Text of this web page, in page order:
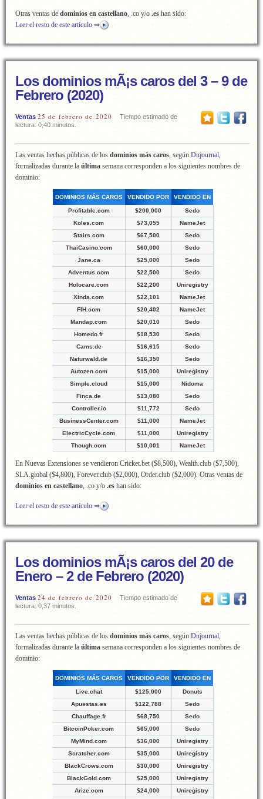
Otras ventas de dominios en castellano, .co y/o .es han sido:
Leer el resto de este artículo ⇒
Los dominios mÃ¡s caros del 3 – 9 de
Febrero (2020)
Ventas 25 de febrero de 2020
Tiempo estimado de
lectura: 0,40 minutos.
Las ventas hechas públicas de los dominios más caros, según Dnjournal,
formalizadas durante la última semana corresponden a los siguientes nombres de
dominio:
DOMINIOS MÁS CAROS VENDIDO POR VENDIDO EN
Profitable.com $200,000
Sedo
Koles.com
$73,055
NameJet
Stairs.com
$67,500
Sedo
ThaiCasino.com
$60,000
Sedo
Jane.ca
$25,000
Sedo
Adventus.com
$22,500
Sedo
Holocare.com
$22,200
Uniregistry
Xinda.com
$22,101
NameJet
FIH.com
$20,402
NameJet
Mandap.com
$20,010
Sedo
Homedo.fr
$18,530
Sedo
Cams.de
$16,615
Sedo
Naturwald.de
$16,350
Sedo
Autozen.com
$15,000
Uniregistry
Simple.cloud
$15,000
Nidoma
Finca.de
$13,080
Sedo
Controller.io
$11,772
Sedo
BusinessCenter.com
$11,000
NameJet
ElectricCycle.com
$11,000
Uniregistry
Though.com
$10,001 NameJet
En Nuevas Extensiones se vendieron Cricket.bet ($8,500), Wealth.club ($7,500),
SLA.global ($4,800), Forever.club ($2,000), Order.club ($2,000). Otras ventas de
dominios en castellano, .co y/o .es han sido:
Leer el resto de este artículo ⇒
Los dominios mÃ¡s caros del 20 de
Enero – 2 de Febrero (2020)
Ventas 24 de febrero de 2020
Tiempo estimado de
lectura: 0,37 minutos.
Las ventas hechas públicas de los dominios más caros, según Dnjournal,
formalizadas durante la última semana corresponden a los siguientes nombres de
dominio:
DOMINIOS MÁS CAROS VENDIDO POR VENDIDO EN
Live.chat $125,000
Donuts
Apuestas.es
$122,788
Sedo
Chauffage.fr
$68,750
Sedo
BitcoinPoker.com
$65,000
Sedo
MyMind.com
$36,000
Uniregistry
Scratcher.com
$35,000
Uniregistry
BlackCrows.com
$30,000
Uniregistry
BlackGold.com
$25,000
Uniregistry
Arize.com
$24,000
Uniregistry